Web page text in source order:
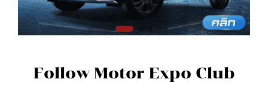
Follow Motor Expo Club